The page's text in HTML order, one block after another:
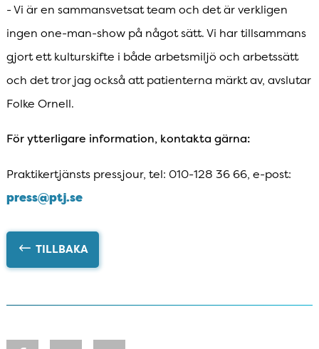
- Vi är en sammansvetsat team och det är verkligen
ingen one-man-show på något sätt. Vi har tillsammans
gjort ett kulturskifte i både arbetsmiljö och arbetssätt
och det tror jag också att patienterna märkt av, avslutar
Folke Ornell.
För ytterligare information, kontakta gärna:
Praktikertjänsts pressjour, tel: 010-128 36 66, e-post:
press@ptj.se
TILLBAKA